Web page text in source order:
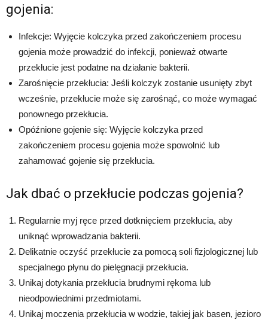
gojenia:
Infekcje: Wyjęcie kolczyka przed zakończeniem procesu
gojenia może prowadzić do infekcji, ponieważ otwarte
przekłucie jest podatne na działanie bakterii.
Zarośnięcie przekłucia: Jeśli kolczyk zostanie usunięty zbyt
wcześnie, przekłucie może się zarośnąć, co może wymagać
ponownego przekłucia.
Opóźnione gojenie się: Wyjęcie kolczyka przed
zakończeniem procesu gojenia może spowolnić lub
zahamować gojenie się przekłucia.
Jak dbać o przekłucie podczas gojenia?
Regularnie myj ręce przed dotknięciem przekłucia, aby
uniknąć wprowadzania bakterii.
Delikatnie oczyść przekłucie za pomocą soli fizjologicznej lub
specjalnego płynu do pielęgnacji przekłucia.
Unikaj dotykania przekłucia brudnymi rękoma lub
nieodpowiednimi przedmiotami.
Unikaj moczenia przekłucia w wodzie, takiej jak basen, jezioro